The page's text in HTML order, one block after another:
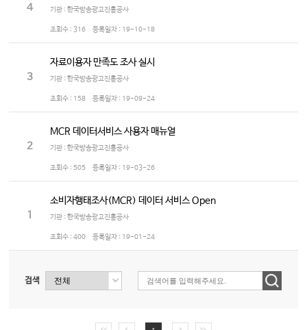
4 기관 : 한국방송광고진흥공사
조회수 : 316 등록일자 : 19-10-18
3
자료이용자 만족도 조사 실시
기관 : 한국방송광고진흥공사
조회수 : 158 등록일자 : 19-09-24
2
MCR 데이터서비스 사용자 매뉴얼
기관 : 한국방송광고진흥공사
조회수 : 505 등록일자 : 19-03-26
1
소비자행태조사(MCR) 데이터 서비스 Open
기관 : 한국방송광고진흥공사
조회수 : 400 등록일자 : 19-01-24
검색